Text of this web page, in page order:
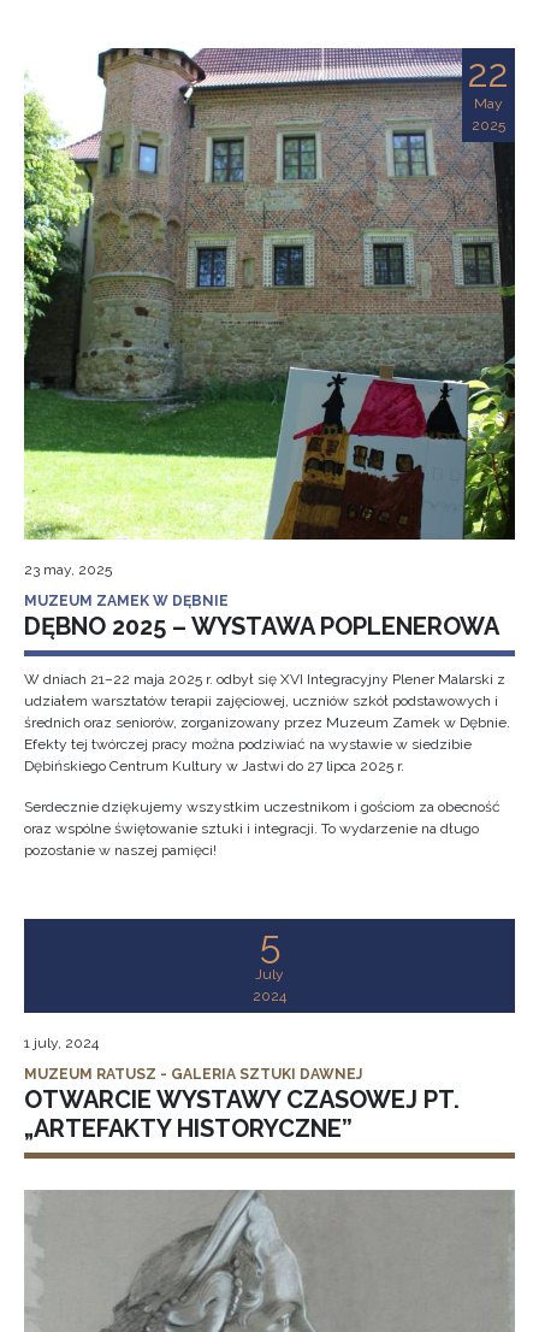
22
May
2025
23 may, 2025
MUZEUM ZAMEK W DĘBNIE
DĘBNO 2025 – WYSTAWA POPLENEROWA
W dniach 21–22 maja 2025 r. odbył się XVI Integracyjny Plener Malarski z
udziałem warsztatów terapii zajęciowej, uczniów szkół podstawowych i
średnich oraz seniorów, zorganizowany przez Muzeum Zamek w Dębnie.
Efekty tej twórczej pracy można podziwiać na wystawie w siedzibie
Dębińskiego Centrum Kultury w Jastwi do 27 lipca 2025 r.
Serdecznie dziękujemy wszystkim uczestnikom i gościom za obecność
oraz wspólne świętowanie sztuki i integracji. To wydarzenie na długo
pozostanie w naszej pamięci!
5
July
2024
1 july, 2024
MUZEUM RATUSZ - GALERIA SZTUKI DAWNEJ
OTWARCIE WYSTAWY CZASOWEJ PT.
„ARTEFAKTY HISTORYCZNE”